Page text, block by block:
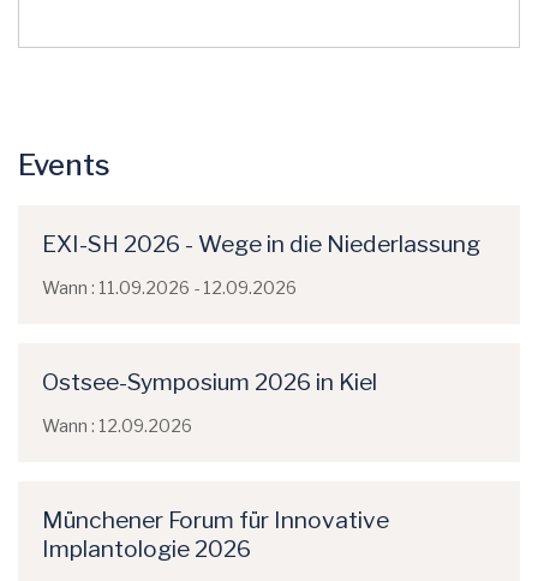
Events
EXI-SH 2026 - Wege in die Niederlassung
Wann : 11.09.2026 - 12.09.2026
Ostsee-Symposium 2026 in Kiel
Wann : 12.09.2026
Münchener Forum für Innovative
Implantologie 2026